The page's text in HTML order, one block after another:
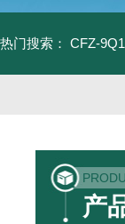
热门搜索： CFZ-
产